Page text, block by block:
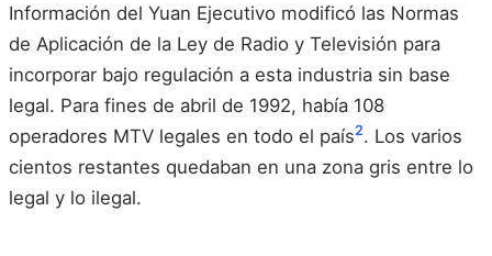
Información del Yuan Ejecutivo modificó las Normas
de Aplicación de la Ley de Radio y Televisión para
incorporar bajo regulación a esta industria sin base
legal. Para fines de abril de 1992, había 108
operadores MTV legales en todo el país2. Los varios
cientos restantes quedaban en una zona gris entre lo
legal y lo ilegal.